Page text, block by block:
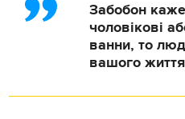
Забобон
чоловікові
ванни, то
вашого